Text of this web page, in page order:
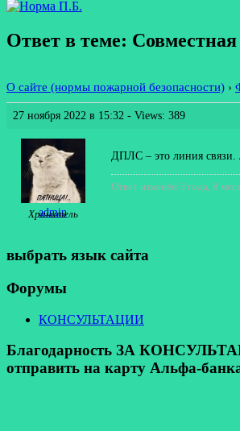
Ответ в теме:
О сайте (нормы пожарной безопасности) ›
27 ноября 2022 в 15:32 - Views: 389
admin
Хранитель
ДПЛС – это линия связи.
Ответ изменён 3 года, 8
выбрать язык сайта
Форумы
КОНСУЛЬТАЦИИ
Благодарность ЗА
отправить на карту Альфа-